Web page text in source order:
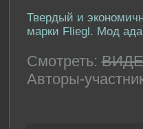
Твердый и
марки Fliegl. Мод
Смотреть:
Авторы-